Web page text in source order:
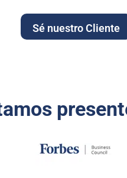
Sé nuestro Cliente